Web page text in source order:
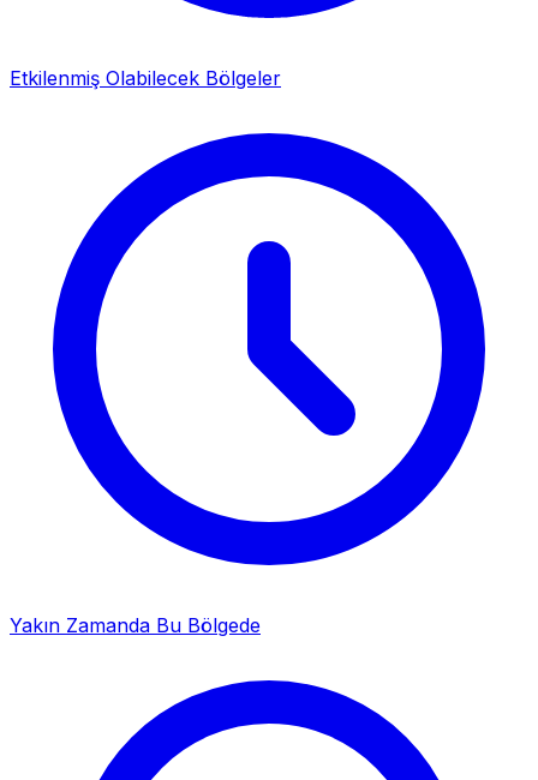
Etkilenmiş Olabilecek Bölgeler
Yakın Zamanda Bu Bölgede